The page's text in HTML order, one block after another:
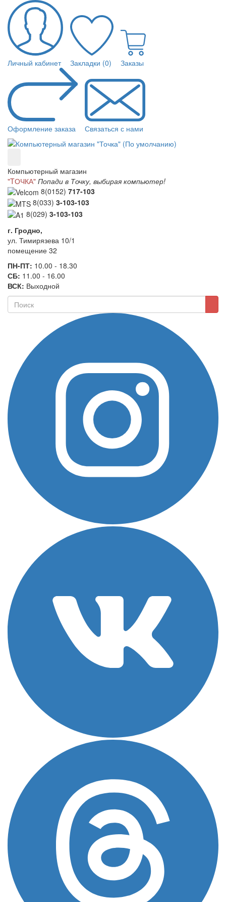
Личный кабинет Закладки (0) Заказы
Оформление заказа Связаться с нами
Компьютерный магазин
"TОЧКА" Попади в Точку, выбирая компьютер!
8(0152) 717-103
8(033) 3-103-103
8(029) 3-103-103
г. Гродно,
ул. Тимирязева 10/1
помещение 32
ПН-ПТ: 10.00 - 18.30
СБ: 11.00 - 16.00
ВСК: Выходной